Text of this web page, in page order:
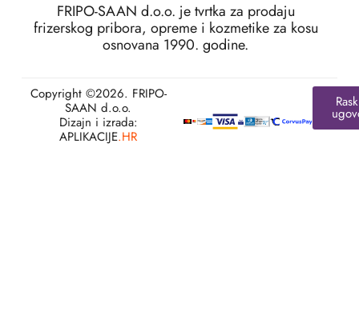
FRIPO-SAAN d.o.o. je tvrtka za prodaju
frizerskog pribora, opreme i kozmetike za kosu
osnovana 1990. godine.
Copyright ©2026. FRIPO-
SAAN d.o.o.
Dizajn i izrada:
APLIKACIJE.HR